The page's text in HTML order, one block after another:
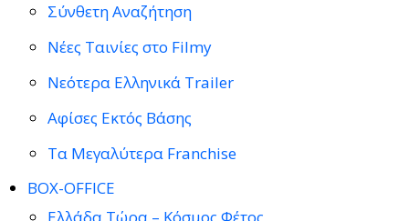
Σύνθετη Αναζήτηση
Νέες Ταινίες στο Filmy
Νεότερα Ελληνικά Trailer
Αφίσες Εκτός Βάσης
Τα Μεγαλύτερα Franchise
BOX-OFFICE